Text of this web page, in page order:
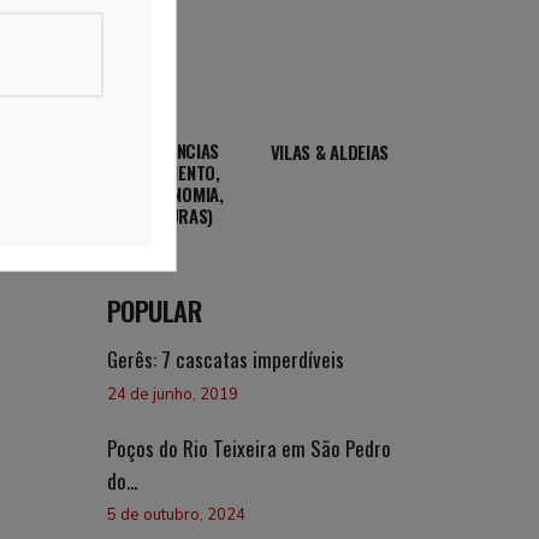
EXPERIÊNCIAS
(ALOJAMENTO,
GASTRONOMIA,
AVENTURAS)
VILAS & ALDEIAS
POPULAR
Gerês: 7 cascatas imperdíveis
24 de junho, 2019
Poços do Rio Teixeira em São Pedro
do...
5 de outubro, 2024